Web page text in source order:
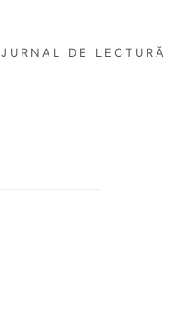
JURNAL DE LECTURĂ